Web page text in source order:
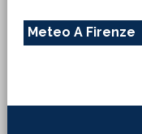
Meteo A Firenze